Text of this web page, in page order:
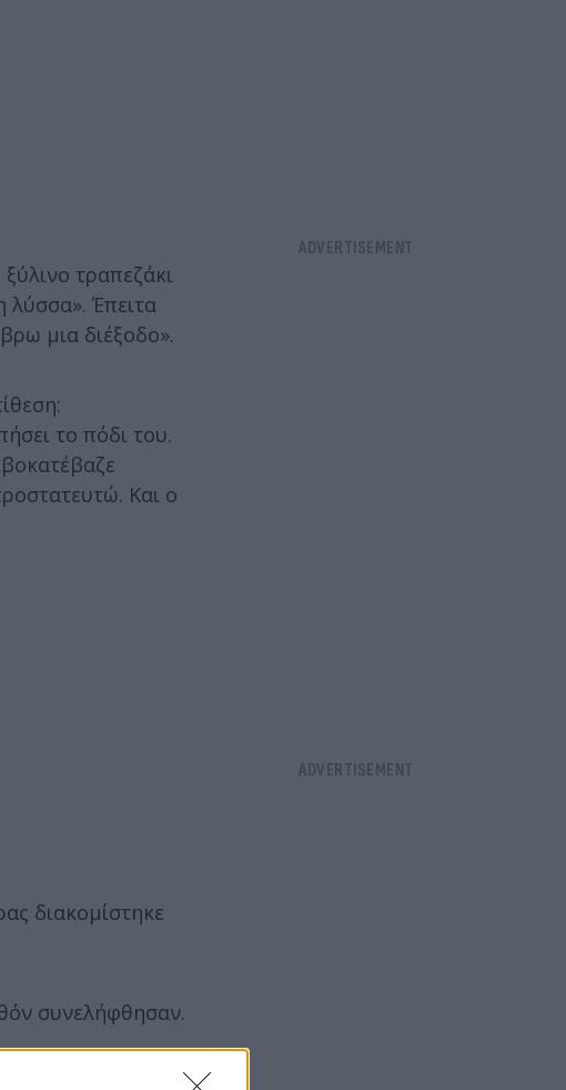
τραπεζάκι
λύσσα». Έπειτα
μια διέξοδο».
το πόδι του.
Και ο
διακομίστηκε
συνελήφθησαν.